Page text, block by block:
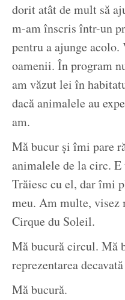
dorit atât de mult să
m-am înscris într-un
pentru a ajunge
oamenii. În program
am văzut lei în
dacă animalele au
am.
Mă bucur și îmi pare
animalele de la circ.
Trăiesc cu el, dar îmi
meu. Am multe, visez
Cirque du Soleil.
Mă bucură circul. Mă
reprezentarea
Mă bucură.